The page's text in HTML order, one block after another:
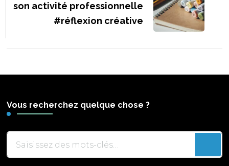
son activité professionnelle
#réflexion créative
Vous recherchez quelque chose ?